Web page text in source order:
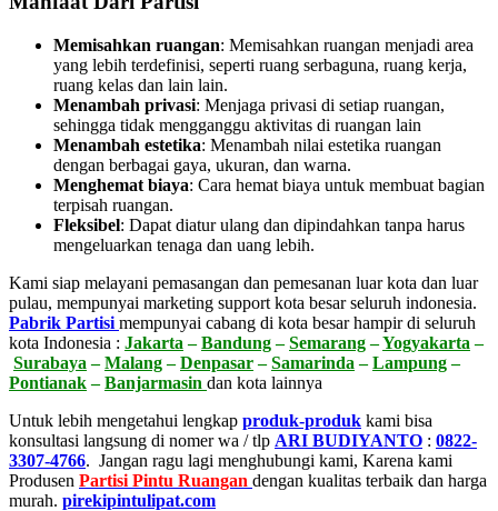
Memisahkan ruangan: Memisahkan ruangan menjadi area
yang lebih terdefinisi, seperti ruang serbaguna, ruang kerja,
ruang kelas dan lain lain.
Menambah privasi: Menjaga privasi di setiap ruangan,
sehingga tidak mengganggu aktivitas di ruangan lain
Menambah estetika: Menambah nilai estetika ruangan
dengan berbagai gaya, ukuran, dan warna.
Menghemat biaya: Cara hemat biaya untuk membuat bagian
terpisah ruangan.
Fleksibel: Dapat diatur ulang dan dipindahkan tanpa harus
mengeluarkan tenaga dan uang lebih.
Kami siap melayani pemasangan dan pemesanan luar kota dan luar
pulau, mempunyai marketing support kota besar seluruh indonesia.
Pabrik Partisi mempunyai cabang di kota besar hampir di seluruh
kota Indonesia : Jakarta –Bandung–Semarang–Yogyakarta –
Surabaya –Malang–Denpasar–Samarinda –Lampung–
Pontianak–Banjarmasin dan kota lainnya
Untuk lebih mengetahui lengkap produk-produk kami bisa
konsultasi langsung di nomer wa / tlp ARI BUDIYANTO : 0822-
3307-4766. Jangan ragu lagi menghubungi kami, Karena kami
Produsen Partisi Pintu Ruangan dengan kualitas terbaik dan harga
murah. pirekipintulipat.com